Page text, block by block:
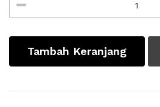
Tambah Keranjang